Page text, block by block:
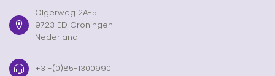
Olgerweg 2A-5
9723 ED Groningen
Nederland
+31-(0)85-1300990